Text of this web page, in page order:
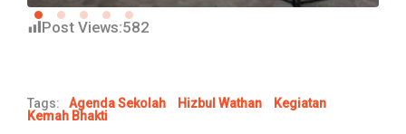
Post Views:582
Tags: Agenda Sekolah Hizbul Wathan
Kegiatan
Kemah Bhakti